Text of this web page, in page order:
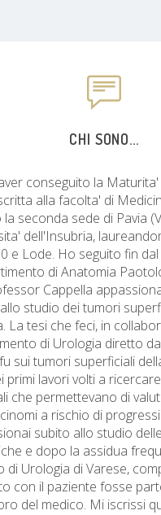
CHI SONO...
conseguito la Maturita'
alla facolta' di
seconda sede di Pavia
dell'Insubria,
e Lode. Ho seguito fin
di Anatomia
Cappella
studio dei tumori
La tesi che feci, in
di Urologia diretto
sui tumori superficiali
primi lavori volti a
che permettevano di
a rischio di
subito allo studio
e dopo la assidua
di Urologia di Varese,
con il paziente fosse
del medico. Mi iscrissi